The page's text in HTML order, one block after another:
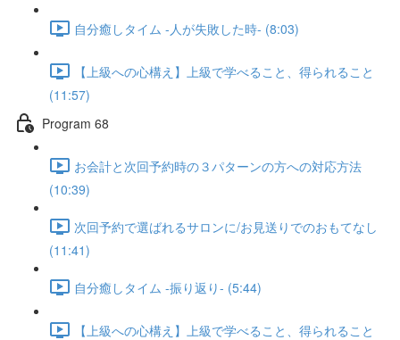
自分癒しタイム -人が失敗した時- (8:03)
【上級への心構え】上級で学べること、得られること
(11:57)
Program 68
お会計と次回予約時の３パターンの方への対応方法
(10:39)
次回予約で選ばれるサロンに/お見送りでのおもてなし
(11:41)
自分癒しタイム -振り返り- (5:44)
【上級への心構え】上級で学べること、得られること